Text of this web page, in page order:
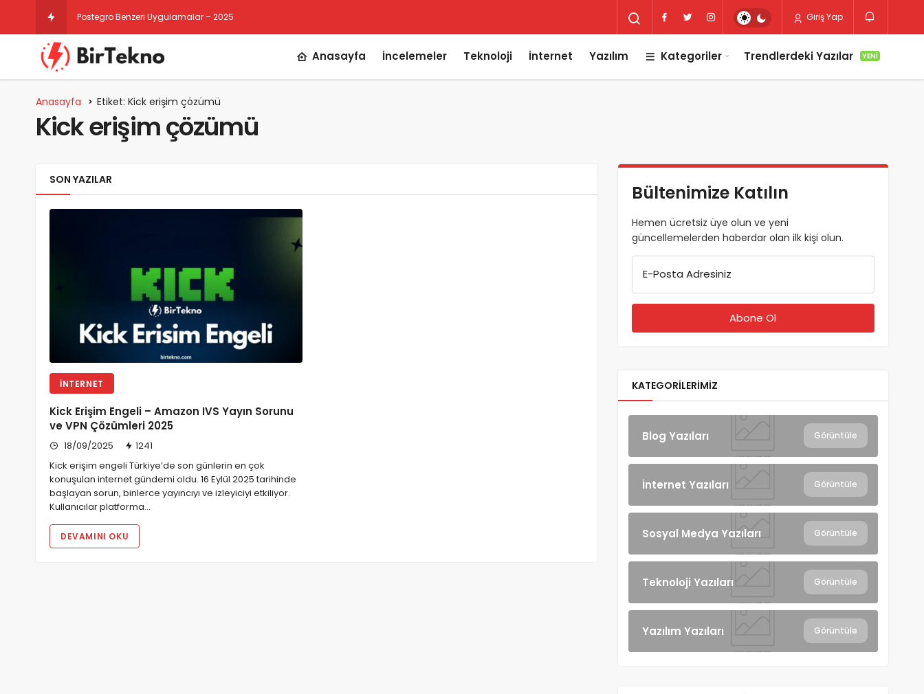
Postegro Benzeri Uygulamalar – 2025 Giriş Yap
Anasayfa İncelemeler Teknoloji İnternet Yazılım Kategoriler Trendlerdeki Yazılar YENI
Anasayfa Etiket: Kick erişim çözümü
Kick erişim çözümü
SON YAZILAR
İNTERNET
Kick Erişim Engeli – Amazon IVS Yayın Sorunu
ve VPN Çözümleri 2025
18/09/2025
1241
Kick erişim engeli Türkiye’de son günlerin en çok
konuşulan internet gündemi oldu. 16 Eylül 2025 tarihinde
başlayan sorun, binlerce yayıncıyı ve izleyiciyi etkiliyor.
Kullanıcılar platforma…
DEVAMINI OKU
Bültenimize Katılın
Hemen ücretsiz üye olun ve yeni
güncellemelerden haberdar olan ilk kişi olun.
E-Posta Adresiniz
KATEGORILERIMIZ
Blog Yazıları Görüntüle
İnternet Yazıları Görüntüle
Sosyal Medya Yazıları Görüntüle
Teknoloji Yazıları Görüntüle
Yazılım Yazıları Görüntüle